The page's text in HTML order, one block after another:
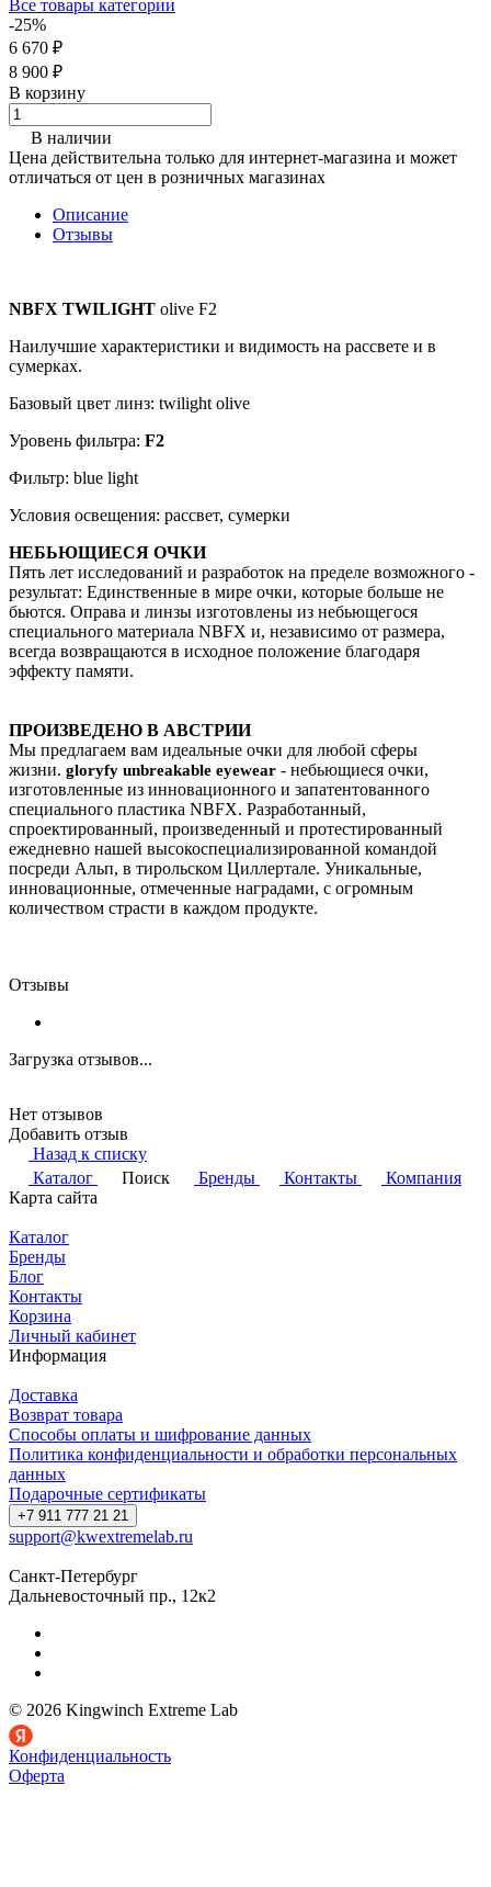
Все товары категории
-25%
6 670 ₽
8 900 ₽
В корзину
В наличии
Цена действительна только для интернет-магазина и может
отличаться от цен в розничных магазинах
Описание
Отзывы
NBFX TWILIGHT olive F2
Наилучшие характеристики и видимость на рассвете и в
сумерках.
Базовый цвет линз: twilight olive
Уровень фильтра: F2
Фильтр: blue light
Условия освещения: рассвет, сумерки
НЕБЬЮЩИЕСЯ ОЧКИ
Пять лет исследований и разработок на пределе возможного -
результат: Единственные в мире очки, которые больше не
бьются. Оправа и линзы изготовлены из небьющегося
специального материала NBFX и, независимо от размера,
всегда возвращаются в исходное положение благодаря
эффекту памяти.
ПРОИЗВЕДЕНО В АВСТРИИ
Мы предлагаем вам идеальные очки для любой сферы
жизни. gloryfy unbreakable eyewear - небьющиеся очки,
изготовленные из инновационного и запатентованного
специального пластика NBFX. Разработанный,
спроектированный, произведенный и протестированный
ежедневно нашей высокоспециализированной командой
посреди Альп, в тирольском Циллертале. Уникальные,
инновационные, отмеченные наградами, с огромным
количеством страсти в каждом продукте.
Отзывы
Загрузка отзывов...
Нет отзывов
Добавить отзыв
Назад к списку
Каталог
Поиск Бренды Контакты
Компания
Карта сайта
Каталог
Бренды
Блог
Контакты
Корзина
Личный кабинет
Информация
Доставка
Возврат товара
Способы оплаты и шифрование данных
Политика конфиденциальности и обработки персональных
данных
Подарочные сертификаты
+7 911 777 21 21
support@kwextremelab.ru
Санкт-Петербург
Дальневосточный пр., 12к2
© 2026 Kingwinch Extreme Lab
Конфиденциальность
Оферта